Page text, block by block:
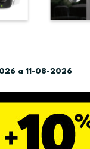
a 11-08-2026